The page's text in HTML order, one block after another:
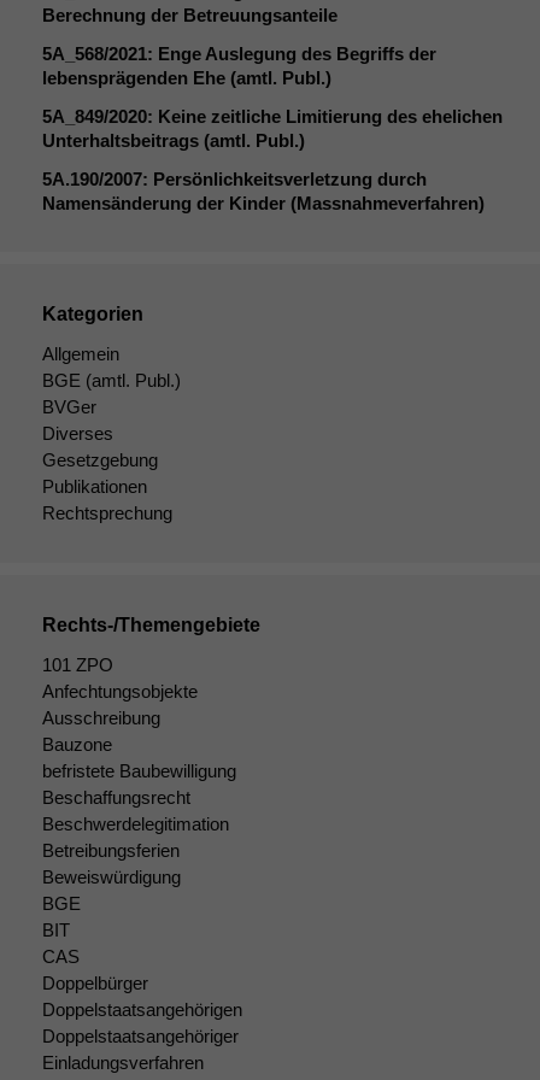
Berechnung der Betreuungsanteile
5A_568/2021: Enge Auslegung des Begriffs der
lebensprägenden Ehe (amtl. Publ.)
5A_849/2020: Keine zeitliche Limitierung des ehelichen
Unterhaltsbeitrags (amtl. Publ.)
5A.190/2007: Persönlichkeitsverletzung durch
Namensänderung der Kinder (Massnahmeverfahren)
Kategorien
Allgemein
BGE (amtl. Publ.)
BVGer
Diverses
Gesetzgebung
Publikationen
Rechtsprechung
Rechts-/Themengebiete
101 ZPO
Anfechtungsobjekte
Ausschreibung
Bauzone
befristete Baubewilligung
Beschaffungsrecht
Beschwerdelegitimation
Betreibungsferien
Beweiswürdigung
BGE
BIT
CAS
Doppelbürger
Doppelstaatsangehörigen
Doppelstaatsangehöriger
Einladungsverfahren
Daten auf.
Einige
dieser Website
sind optional.